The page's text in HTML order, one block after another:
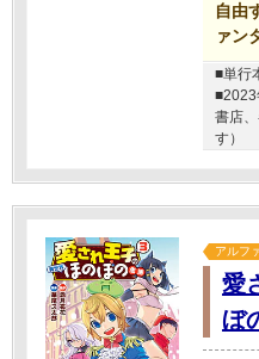
自由
ァン
■単行
■2023
書店
す）
アルフ
愛
ぼ